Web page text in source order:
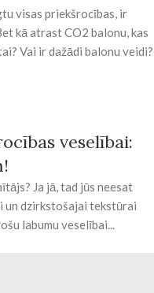
visas priekšrocības, ir
kā atrast CO2 balonu, kas
Vai ir dažādi balonu veidi?
veselībai:
Ja jā, tad jūs neesat
un dzirkstošajai tekstūrai
labumu veselībai...